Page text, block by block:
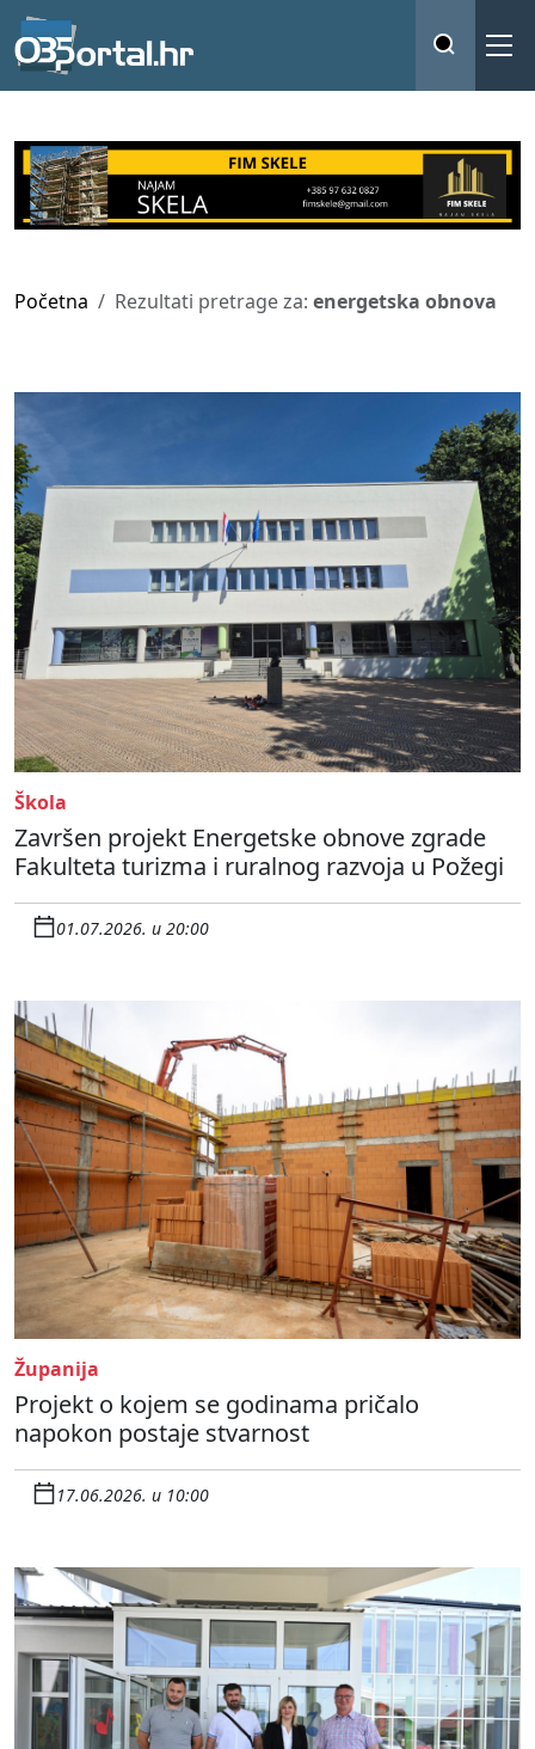
Početna Rezultati pretrage za: energetska obnova
Škola
Završen projekt Energetske obnove zgrade
Fakulteta turizma i ruralnog razvoja u Požegi
01.07.2026. u 20:00
Županija
Projekt o kojem se godinama pričalo
napokon postaje stvarnost
17.06.2026. u 10:00